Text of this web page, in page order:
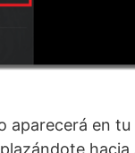
aparecerá en